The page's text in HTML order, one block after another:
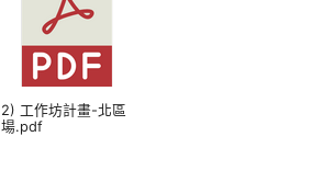
2) 工作坊計畫-北區
場.pdf